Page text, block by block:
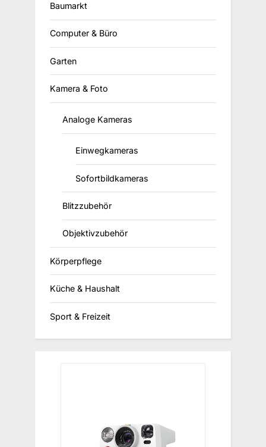
Baumarkt
Computer & Büro
Garten
Kamera & Foto
Analoge Kameras
Einwegkameras
Sofortbildkameras
Blitzzubehör
Objektivzubehör
Körperpflege
Küche & Haushalt
Sport & Freizeit